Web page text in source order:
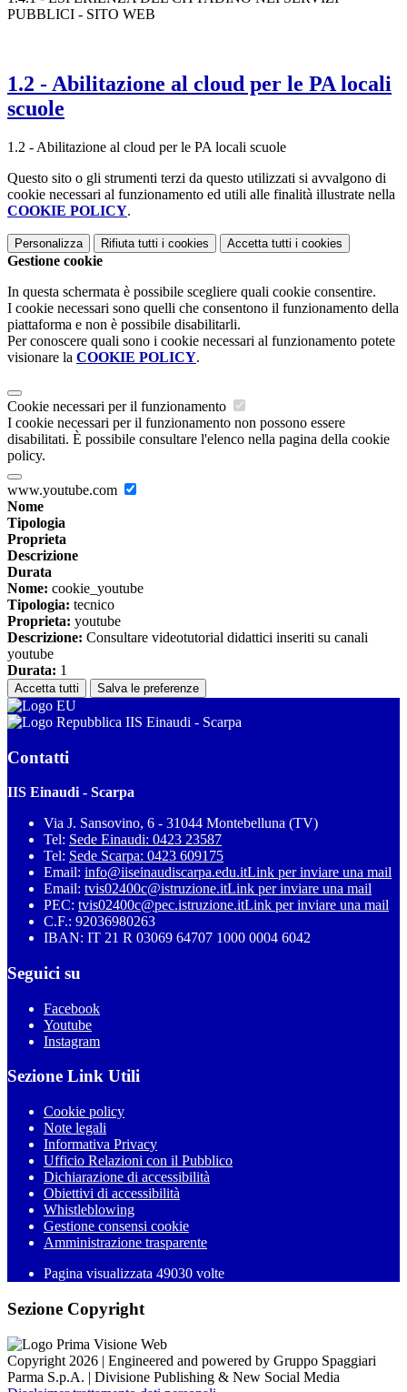
PUBBLICI - SITO WEB
1.2 - Abilitazione al cloud per le PA locali
scuole
1.2 - Abilitazione al cloud per le PA locali scuole
Questo sito o gli strumenti terzi da questo utilizzati si avvalgono di
cookie necessari al funzionamento ed utili alle finalità illustrate nella
COOKIE POLICY.
Personalizza Rifiuta tutti i cookies Accetta tutti i cookies
Gestione cookie
In questa schermata è possibile scegliere quali cookie consentire.
I cookie necessari sono quelli che consentono il funzionamento della
piattaforma e non è possibile disabilitarli.
Per conoscere quali sono i cookie necessari al funzionamento potete
visionare la COOKIE POLICY.
Cookie necessari per il funzionamento
I cookie necessari per il funzionamento non possono essere
disabilitati. È possibile consultare l'elenco nella pagina della cookie
policy.
www.youtube.com
Nome
Tipologia
Proprieta
Descrizione
Durata
Nome: cookie_youtube
Tipologia: tecnico
Proprieta: youtube
Descrizione: Consultare videotutorial didattici inseriti su canali
youtube
Durata: 1
Accetta tutti Salva le preferenze
IIS Einaudi - Scarpa
Contatti
IIS Einaudi - Scarpa
Via J. Sansovino, 6 - 31044 Montebelluna (TV)
Tel: Sede Einaudi: 0423 23587
Tel: Sede Scarpa: 0423 609175
Email: info@iiseinaudiscarpa.edu.itLink per inviare una mail
Email: tvis02400c@istruzione.itLink per inviare una mail
PEC: tvis02400c@pec.istruzione.itLink per inviare una mail
C.F.: 92036980263
IBAN: IT 21 R 03069 64707 1000 0004 6042
Seguici su
Facebook
Youtube
Instagram
Sezione Link Utili
Cookie policy
Note legali
Informativa Privacy
Ufficio Relazioni con il Pubblico
Dichiarazione di accessibilità
Obiettivi di accessibilità
Whistleblowing
Gestione consensi cookie
Amministrazione trasparente
Pagina visualizzata 49030 volte
Sezione Copyright
Copyright 2026 | Engineered and powered by Gruppo Spaggiari
Parma S.p.A. | Divisione Publishing & New Social Media